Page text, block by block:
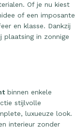
Of je nu kiest
of een imposante
en klasse. Dankzij
plaatsing in zonnige
binnen enkele
stijlvolle
luxueuze look.
interieur zonder